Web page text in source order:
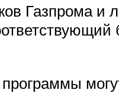
Газпрома и